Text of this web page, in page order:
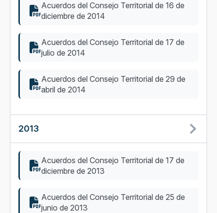
Acuerdos del Consejo Territorial de 16 de
diciembre de 2014
Acuerdos del Consejo Territorial de 17 de
julio de 2014
Acuerdos del Consejo Territorial de 29 de
abril de 2014
2013
Acuerdos del Consejo Territorial de 17 de
diciembre de 2013
Acuerdos del Consejo Territorial de 25 de
junio de 2013